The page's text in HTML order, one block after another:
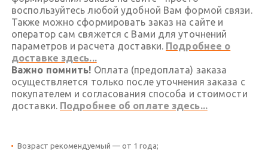
воспользуйтесь любой удобной Вам формой связи.
Также можно сформировать заказ на сайте и
оператор сам свяжется с Вами для уточнений
параметров и расчета доставки. Подробнее о
доставке здесь...
Важно помнить! Оплата (предоплата) заказа
осуществляется только после уточнения заказа с
покупателем и согласования способа и стоимости
доставки. Подробнее об оплате здесь...
Возраст рекомендуемый — от 1 года;